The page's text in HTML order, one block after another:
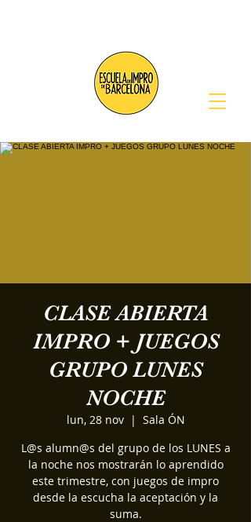
CLASE ABIERTA
IMPRO + JUEGOS
GRUPO LUNES
NOCHE
lun, 28 nov
  |
Sala ÓN
L@s alumn@s del grupo de los LUNES a
la noche nos mostrarán lo aprendido
este trimestre, con juegos de impro
desde la escucha la aceptación y la
suma.